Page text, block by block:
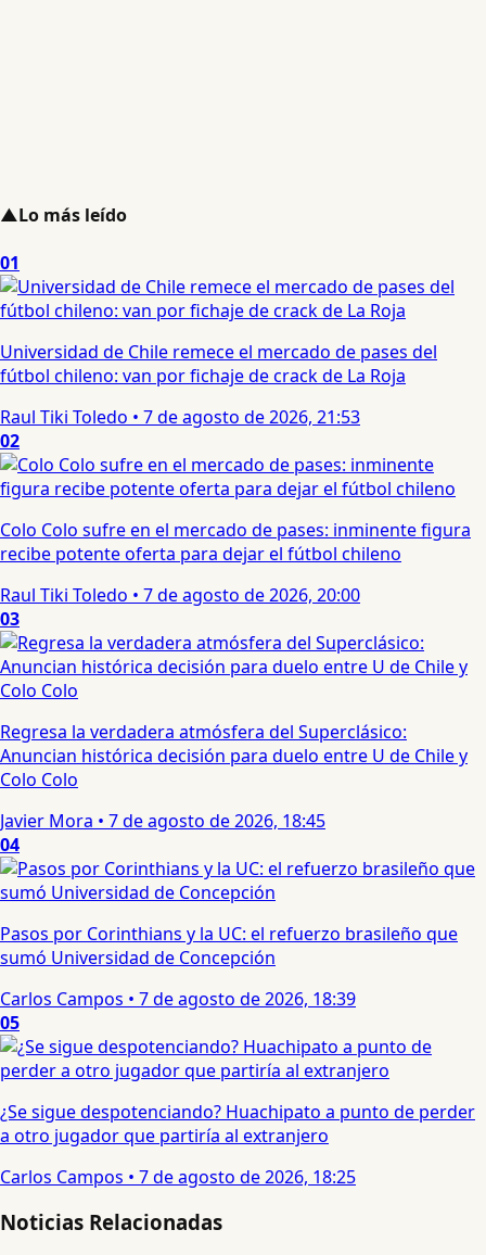
▲Lo más leído
01
Universidad de Chile remece el mercado de pases del
fútbol chileno: van por fichaje de crack de La Roja
Raul Tiki Toledo • 7 de agosto de 2026, 21:53
02
Colo Colo sufre en el mercado de pases: inminente figura
recibe potente oferta para dejar el fútbol chileno
Raul Tiki Toledo • 7 de agosto de 2026, 20:00
03
Regresa la verdadera atmósfera del Superclásico:
Anuncian histórica decisión para duelo entre U de Chile y
Colo Colo
Javier Mora • 7 de agosto de 2026, 18:45
04
Pasos por Corinthians y la UC: el refuerzo brasileño que
sumó Universidad de Concepción
Carlos Campos • 7 de agosto de 2026, 18:39
05
¿Se sigue despotenciando? Huachipato a punto de perder
a otro jugador que partiría al extranjero
Carlos Campos • 7 de agosto de 2026, 18:25
Noticias Relacionadas